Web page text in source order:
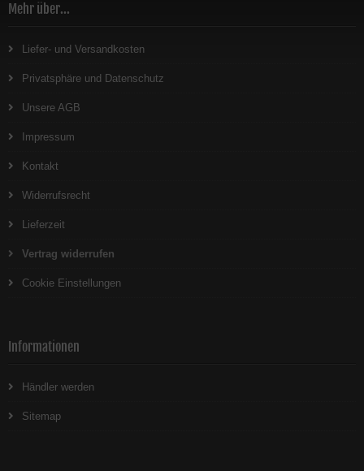
Mehr über...
Liefer- und Versandkosten
Privatsphäre und Datenschutz
Unsere AGB
Impressum
Kontakt
Widerrufsrecht
Lieferzeit
Vertrag widerrufen
Cookie Einstellungen
Informationen
Händler werden
Sitemap